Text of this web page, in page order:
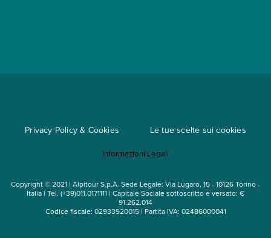
Mappa del sito
Privacy Policy & Cookies Le tue scelte sui cookies
Informazioni Legali
Copyright © 2021 | Alpitour S.p.A. Sede Legale: Via Lugaro, 15 - 10126 Torino -
Italia | Tel. (+39)011.0171111 | Capitale Sociale sottoscritto e versato: €
91.262.014
Codice fiscale: 02933920015 | Partita IVA: 02486000041